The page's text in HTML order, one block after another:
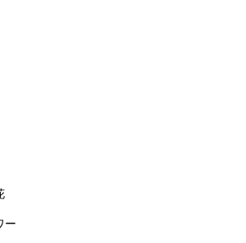
ー